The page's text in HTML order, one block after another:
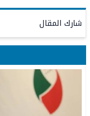
شارك المقال